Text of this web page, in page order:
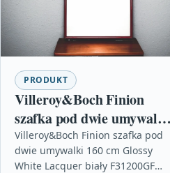
PRODUKT
Villeroy&Boch Finion
szafka pod dwie umywalki
160 cm Glossy White
Lacquer biały F31200GF
Villeroy&Boch Finion szafka pod
dwie umywalki 160 cm Glossy
White Lacquer biały F31200GF